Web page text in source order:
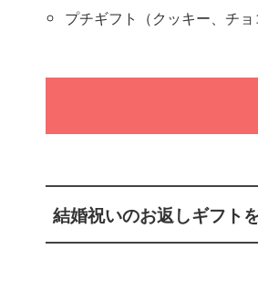
プチギフト（クッキー、チ
結婚祝いのお返しギフト